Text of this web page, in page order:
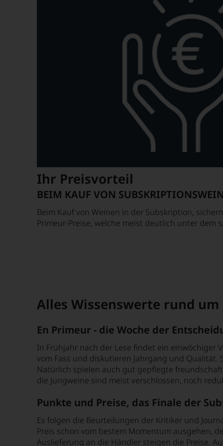
Ihr Preisvorteil
BEIM KAUF VON
Beim Kauf von Weinen in der Subskription,
Primeur-Preise, welche meist deutlich unter dem
Alles Wissenswerte rund
En Primeur - die Woche der
In Frühjahr nach der Lese findet ein
vom Fass und diskutieren Jahrgang und
Natürlich spielen auch gut gepflegte
die Jungweine sind meist verschlossen, noch
Punkte und Preise, das Finale der
Es folgen die Beurteilungen der Kritiker und
Preis schon vom bestem Momentum ausgehen,
Auslieferung an die Händler steigen die Preise.